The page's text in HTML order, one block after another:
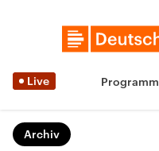
Live Programm
Archiv